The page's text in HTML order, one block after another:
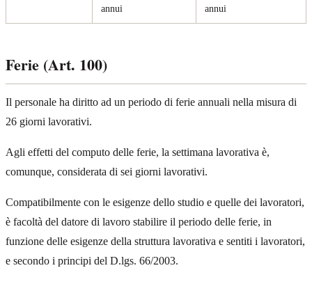
annui
annui
Ferie (Art. 100)
Il personale ha diritto ad un periodo di ferie annuali nella misura di
26 giorni lavorativi.
Agli effetti del computo delle ferie, la settimana lavorativa è,
comunque, considerata di sei giorni lavorativi.
Compatibilmente con le esigenze dello studio e quelle dei lavoratori,
è facoltà del datore di lavoro stabilire il periodo delle ferie, in
funzione delle esigenze della struttura lavorativa e sentiti i lavoratori,
e secondo i principi del D.lgs. 66/2003.